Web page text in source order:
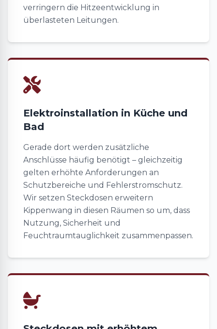
verringern die Hitzeentwicklung in
überlasteten Leitungen.
Elektroinstallation in Küche und
Bad
Gerade dort werden zusätzliche
Anschlüsse häufig benötigt – gleichzeitig
gelten erhöhte Anforderungen an
Schutzbereiche und Fehlerstromschutz.
Wir setzen Steckdosen erweitern
Kippenwang in diesen Räumen so um, dass
Nutzung, Sicherheit und
Feuchtraumtauglichkeit zusammenpassen.